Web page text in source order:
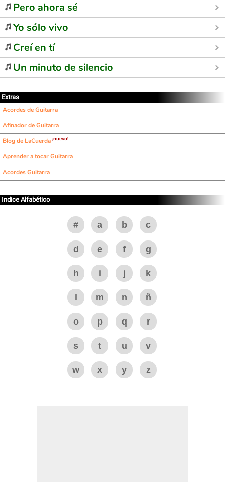
Pero ahora sé
Yo sólo vivo
Creí en tí
Un minuto de silencio
Extras
Acordes de Guitarra
Afinador de Guitarra
Blog de LaCuerda ¡nuevo!
Aprender a tocar Guitarra
Acordes Guitarra
Indice Alfabético
# a b c
d e f g
h i j k
m n ñ
o p q r
s t u v
w x y z